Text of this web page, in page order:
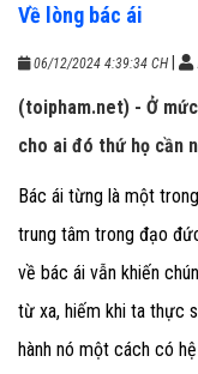
Về lòng bác ái
06/12/2024 4:39:34 CH
(toipham.net) - Ở
cho ai đó thứ họ cần
Bác ái từng là một
trung tâm trong đạo
về bác ái vẫn khiến
từ xa, hiếm khi ta thực
hành nó một cách có